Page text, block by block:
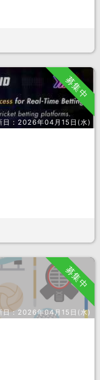
募集中
日：2026年04月15日(水)
募集中
日： 2026年04月15日(水)